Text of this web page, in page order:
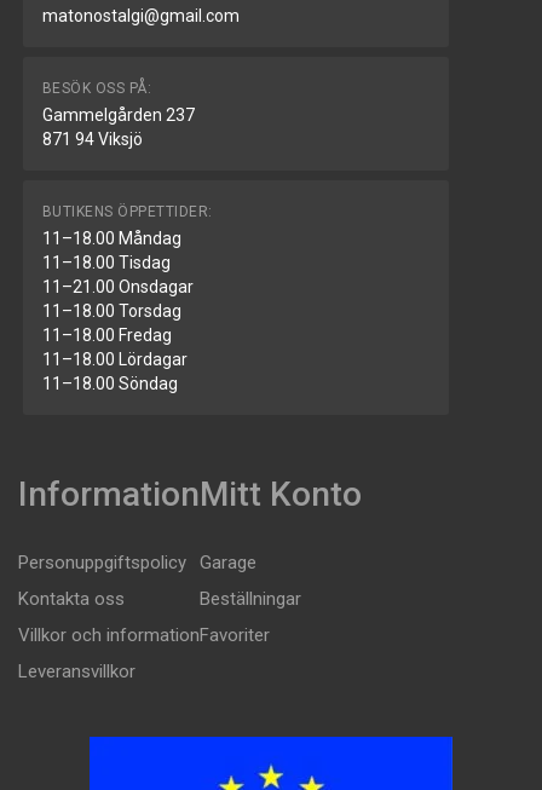
matonostalgi@gmail.com
BESÖK OSS PÅ:
Gammelgården 237
871 94 Viksjö
BUTIKENS ÖPPETTIDER:
11–18.00 Måndag
11–18.00 Tisdag
11–21.00 Onsdagar
11–18.00 Torsdag
11–18.00 Fredag
11–18.00 Lördagar
11–18.00 Söndag
Information
Personuppgiftspolicy
Kontakta oss
Villkor och information
Leveransvillkor
Mitt Konto
Garage
Beställningar
Favoriter